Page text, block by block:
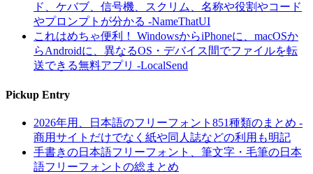
ド、ケバブ、信号機、スクリム、名称や役割やコード
やプロンプトが分かる -NameThatUI
これはめちゃ便利！ WindowsからiPhoneに、macOSか
らAndroidに、異なるOS・デバイス間でファイルを転
送できる無料アプリ -LocalSend
Pickup Entry
2026年用、日本語のフリーフォント851種類のまとめ -
商用サイトだけでなく紙や同人誌などの利用も明記
手書きの日本語フリーフォント、筆文字・毛筆の日本
語フリーフォントの総まとめ